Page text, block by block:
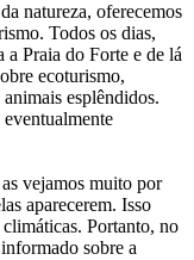
natureza, oferecemos
Todos os dias,
a Praia do Forte e de lá
ecoturismo,
animais esplêndidos.
vejamos muito por
aparecerem. Isso
Portanto, no
sobre a